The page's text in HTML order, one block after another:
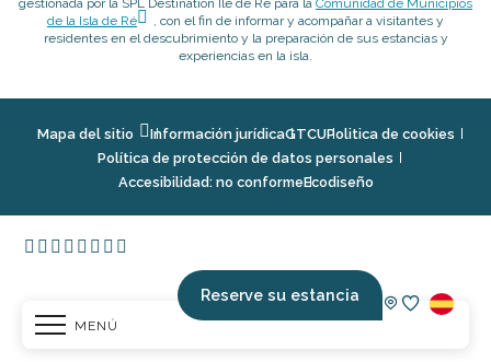
MENÚ
Reserve su estancia
gestionada por la SPL Destination Île de Ré para la Comunidad de Municipios
de la Isla de Ré
, con el fin de informar y acompañar a visitantes y
residentes en el descubrimiento y la preparación de sus estancias y
experiencias en la isla.
Mapa del sitio Información jurídicaGTCUPolitica de cookies
Política de protección de datos personales
Accesibilidad: no conformeEcodiseño